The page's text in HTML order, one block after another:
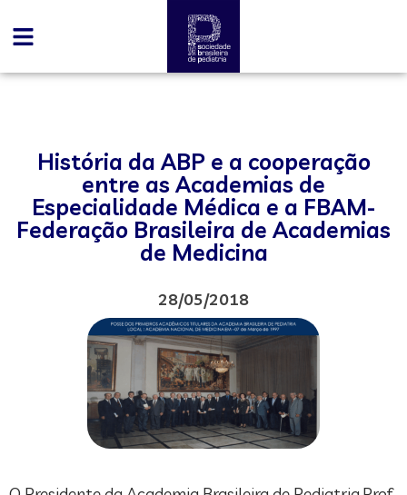
História da ABP e a cooperação
entre as Academias de
Especialidade Médica e a FBAM-
Federação Brasileira de Academias
de Medicina
28/05/2018